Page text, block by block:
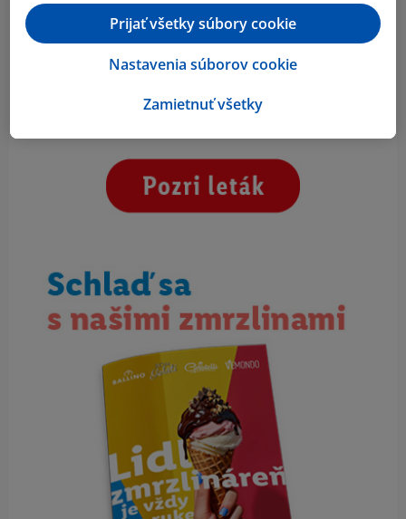
Zamietnuť všetky
Nastavenia súborov cookie
Prijať všetky súbory cookie